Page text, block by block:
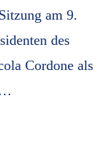
am 9.
des
Cordone als